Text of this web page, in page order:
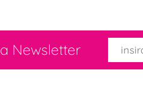
a Newsletter